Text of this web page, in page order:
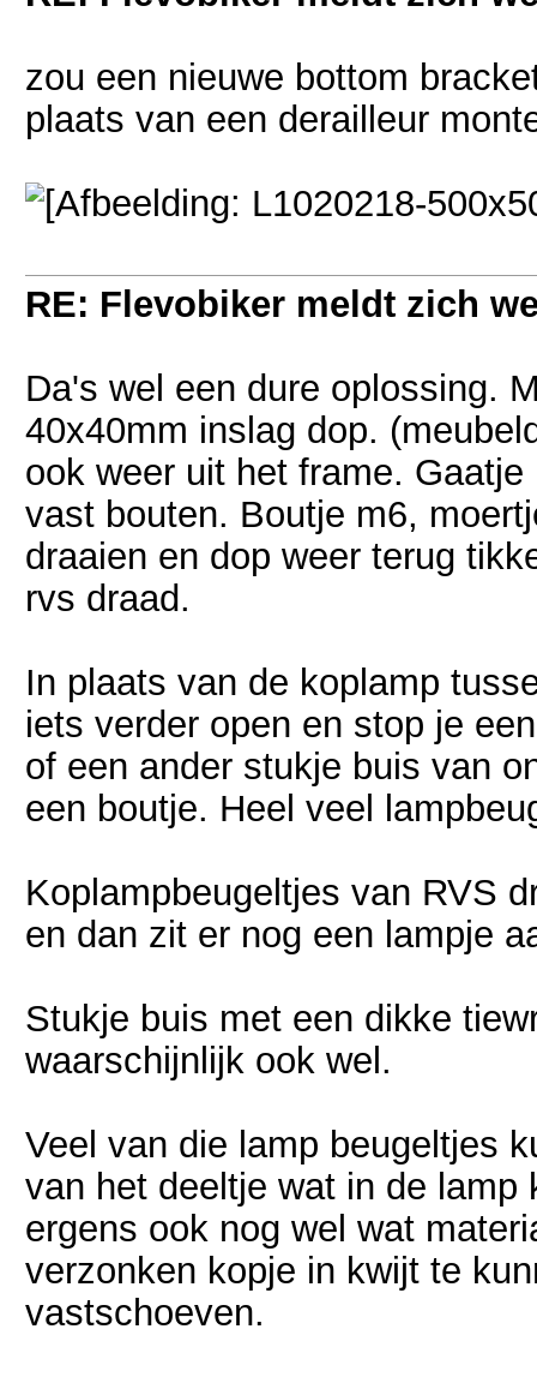
zou een nieuwe bottom
plaats van een derailleur
RE: Flevobiker meldt zich
Da's wel een dure oplossing.
40x40mm inslag dop.
ook weer uit het frame.
vast bouten. Boutje m6,
draaien en dop weer terug
rvs draad.
In plaats van de koplamp
iets verder open en stop je
of een ander stukje buis van
een boutje. Heel veel
Koplampbeugeltjes van RVS
en dan zit er nog een lampje
Stukje buis met een dikke
waarschijnlijk ook wel.
Veel van die lamp beugeltjes
van het deeltje wat in de
ergens ook nog wel wat
verzonken kopje in kwijt te
vastschoeven.